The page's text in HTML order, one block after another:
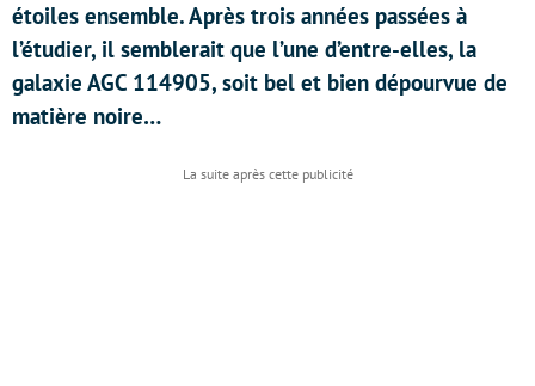
étoiles ensemble. Après trois années passées à
l’étudier, il semblerait que l’une d’entre-elles, la
galaxie AGC 114905, soit bel et bien dépourvue de
matière noire…